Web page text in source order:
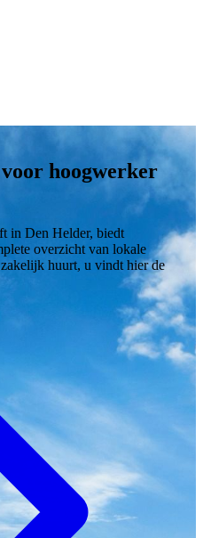
hoogwerker
in Den Helder, biedt
overzicht van lokale
huurt, u vindt hier de